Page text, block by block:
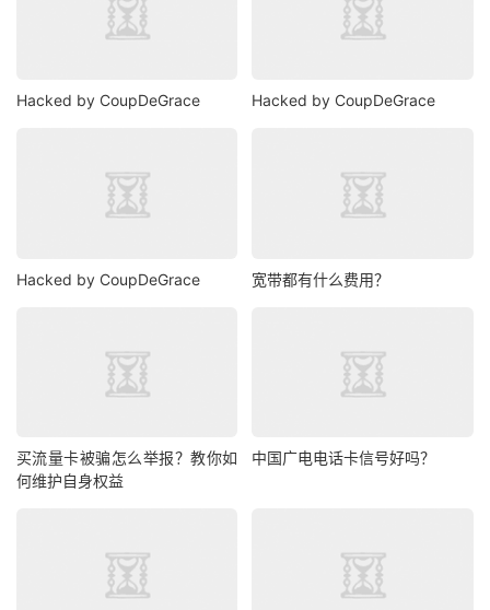
Hacked by CoupDeGrace Hacked by CoupDeGrace
Hacked by CoupDeGrace 宽带都有什么费用？
买流量卡被骗怎么举报？教你如
何维护自身权益
中国广电电话卡信号好吗？